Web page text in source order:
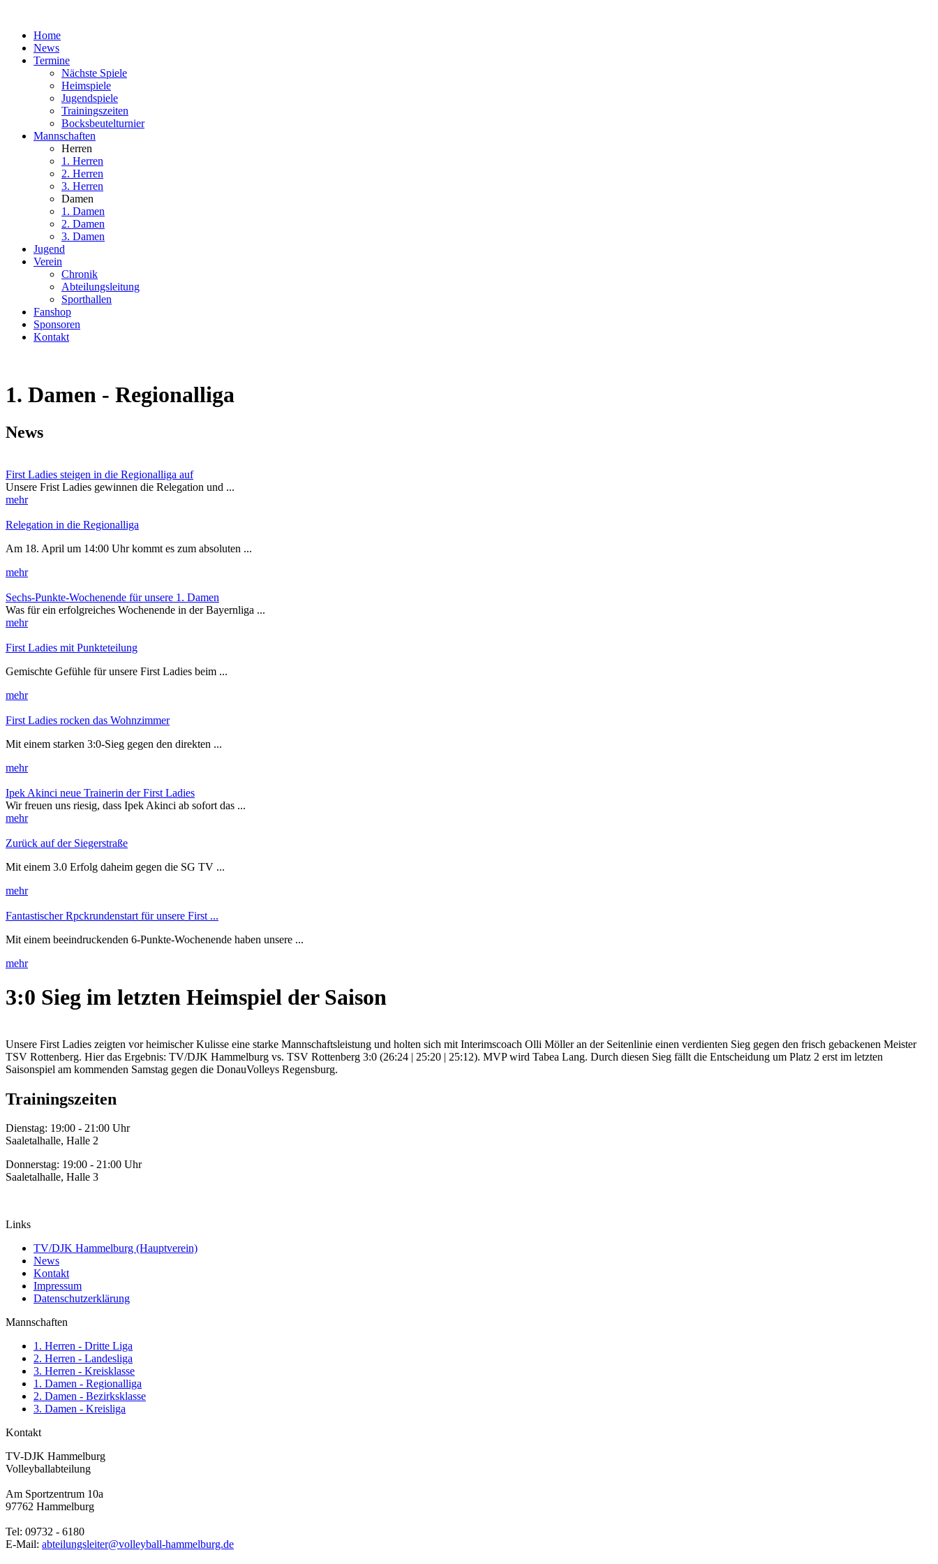
Home
News
Termine
Nächste Spiele
Heimspiele
Jugendspiele
Trainingszeiten
Bocksbeutelturnier
Mannschaften
Herren
1. Herren
2. Herren
3. Herren
Damen
1. Damen
2. Damen
3. Damen
Jugend
Verein
Chronik
Abteilungsleitung
Sporthallen
Fanshop
Sponsoren
Kontakt
1. Damen - Regionalliga
News
First Ladies steigen in die Regionalliga auf
Unsere Frist Ladies gewinnen die Relegation und ...
mehr
Relegation in die Regionalliga
Am 18. April um 14:00 Uhr kommt es zum absoluten ...
mehr
Sechs-Punkte-Wochenende für unsere 1. Damen
Was für ein erfolgreiches Wochenende in der Bayernliga ...
mehr
First Ladies mit Punkteteilung
Gemischte Gefühle für unsere First Ladies beim ...
mehr
First Ladies rocken das Wohnzimmer
Mit einem starken 3:0-Sieg gegen den direkten ...
mehr
Ipek Akinci neue Trainerin der First Ladies
Wirfreuen uns riesig, dass Ipek Akinci ab sofort das ...
mehr
Zurück auf der Siegerstraße
Mit einem 3.0 Erfolg daheim gegen die SG TV ...
mehr
Fantastischer Rpckrundenstart für unsere First ...
Mit einem beeindruckenden 6-Punkte-Wochenende haben unsere ...
mehr
3:0 Sieg im letzten Heimspiel der Saison
Unsere First Ladies zeigten vor heimischer Kulisse eine starke Mannschaftsleistung und holten sich mit Interimscoach Olli Möller an der Seitenlinie einen verdienten Sieg gegen den frisch gebackenen Meister
TSV Rottenberg. Hier das Ergebnis: TV/DJK Hammelburg vs. TSV Rottenberg 3:0 (26:24 | 25:20 | 25:12). MVP wird Tabea Lang. Durch diesen Sieg fällt die Entscheidung um Platz 2 erst im letzten
Saisonspiel am kommenden Samstag gegen die DonauVolleys Regensburg.
Trainingszeiten
Dienstag: 19:00 - 21:00 Uhr
Saaletalhalle, Halle 2
Donnerstag: 19:00 - 21:00 Uhr
Saaletalhalle, Halle 3
Links
TV/DJK Hammelburg (Hauptverein)
News
Kontakt
Impressum
Datenschutzerklärung
Mannschaften
1. Herren - Dritte Liga
2. Herren - Landesliga
3. Herren - Kreisklasse
1. Damen - Regionalliga
2. Damen - Bezirksklasse
3. Damen - Kreisliga
Kontakt
TV-DJK Hammelburg
Volleyballabteilung
Am Sportzentrum 10a
97762 Hammelburg
Tel: 09732 - 6180
E-Mail: abteilungsleiter@volleyball-hammelburg.de